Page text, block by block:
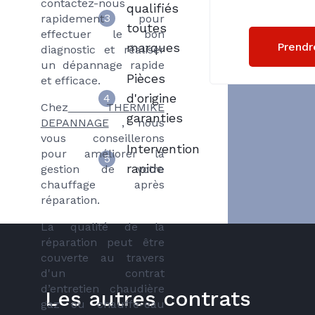
contactez-nous
rapidement pour
effectuer le bon
diagnostic et réaliser
un dépannage rapide
et efficace.
Chez THERMIKE
DEPANNAGE, nous
vous conseillerons
pour améliorer la
gestion de votre
chauffage après
réparation.
La qualité de la
réparation peut être
couverte au travers
d'un contrat
d’entretien chaudière
gaz ou chauffe-eau
3
qualifiés
toutes
marques
4
Pièces
d'origine
garanties
5
Intervention
rapide
Les autres contrats